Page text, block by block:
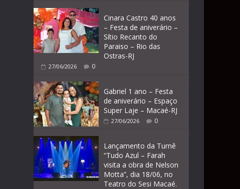
Cinara Castro 40 anos
– Festa de aniverário –
Sítio Recanto do
Paraiso – Rio das
Ostras-RJ
27/06/2026 0
Gabriel 1 ano – Festa
de aniverário – Espaço
Super Laje – Macaé-RJ
27/06/2026 0
Lançamento da Turnê
“Tudo Azul – Farah
visita a obra de Nelson
Motta”, dia 18/06, no
Teatro do Sesi Macaé.